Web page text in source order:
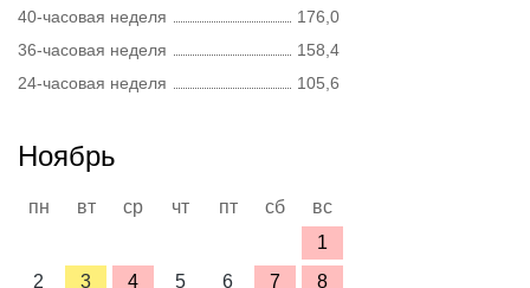
40-часовая неделя
176,0
36-часовая неделя
158,4
24-часовая неделя
105,6
Ноябрь
пн вт ср чт пт сб
вс
1
2
3 4 5 6 7 8